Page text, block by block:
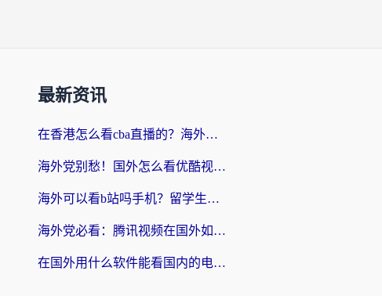
最新资讯
在香港怎么看cba直播的？海外党体育观赛终极指南：告别版权限制，畅享中文解说
海外党别愁！国外怎么看优酷视频？一招解决追剧、看直播难题
海外可以看b站吗手机？留学生亲测有效的回国加速指南
海外党必看：腾讯视频在国外如何解除地域限制？附优酷咪咕使用指南
在国外用什么软件能看国内的电视剧啊？留学生亲测有效的回国加速方案